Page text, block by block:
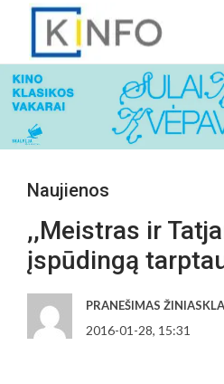
Naujienos
,,Meistras ir
įspūdingą
PRANEŠIMAS
2016-01-28, 15:31